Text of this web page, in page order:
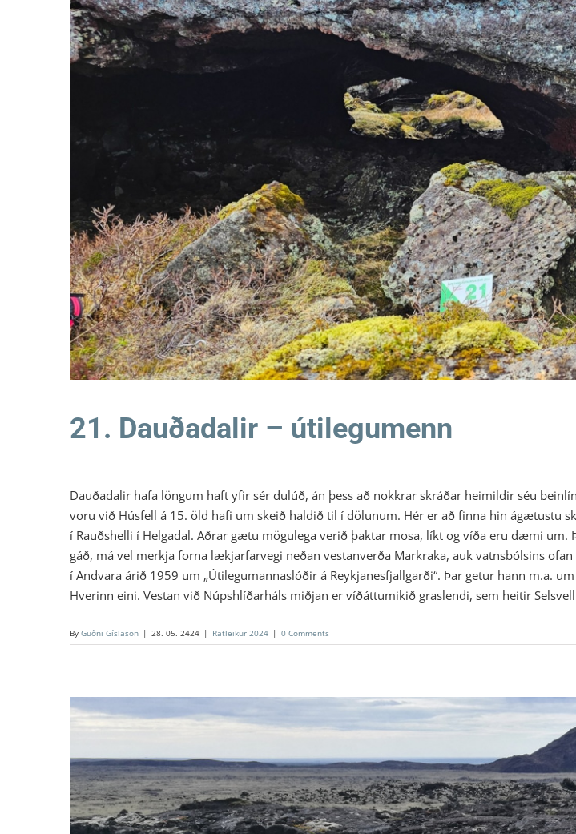
21. Dauðadalir –
Ratleikur 2024
21. Dauðadalir – útilegumenn
Dauðadalir hafa löngum haft yfir sér dulúð, án þess að nokkrar skráðar heimildir séu
voru við Húsfell á 15. öld hafi um skeið haldið til í dölunum. Hér er að finna hin ágætustu
í Rauðshelli í Helgadal. Aðrar gætu mögulega verið þaktar mosa, líkt og víða eru dæmi
gáð, má vel merkja forna lækjarfarvegi neðan vestanverða Markraka, auk vatnsbólsins
í Andvara árið 1959 um „Útilegumannaslóðir á Reykjanesfjallgarði“. Þar getur hann m.a.
Hverinn eini. Vestan við Núpshlíðarháls miðjan er víðáttumikið graslendi, sem heitir
By Guðni Gíslason | 28. 05. 2424 | Ratleikur 2024 | 0 Comments